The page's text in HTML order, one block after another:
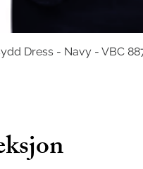
Dress - Navy - VBC